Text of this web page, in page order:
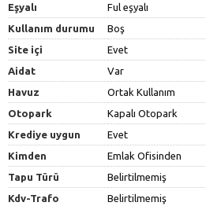
Eşyalı
Ful eşyalı
Kullanım durumu
Boş
Site içi
Evet
Aidat
Var
Havuz
Ortak Kullanım
Otopark
Kapalı Otopark
Krediye uygun
Evet
Kimden
Emlak Ofisinden
Tapu Türü
Belirtilmemiş
Kdv-Trafo
Belirtilmemiş